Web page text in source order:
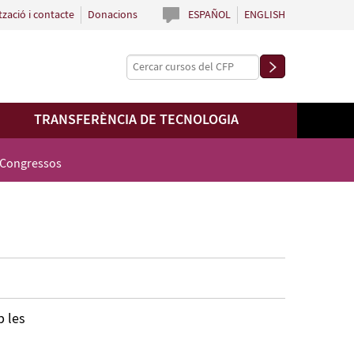
ESPAÑOL ENGLISH
i contacte Donacions
TRANSFERÈNCIA DE TECNOLOGIA
les